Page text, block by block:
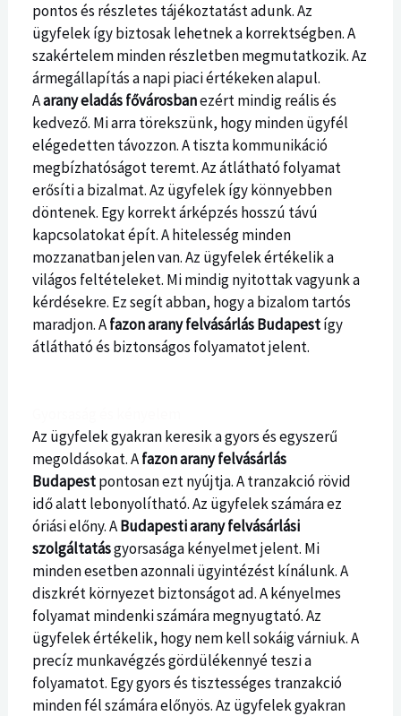
pontos és részletes tájékoztatást adunk. Az
ügyfelek így biztosak lehetnek a korrektségben. A
szakértelem minden részletben megmutatkozik. Az
ármegállapítás a napi piaci értékeken alapul.
Aarany eladás fővárosbanezért mindig reális és
kedvező. Mi arra törekszünk, hogy minden ügyfél
elégedetten távozzon. A tiszta kommunikáció
megbízhatóságot teremt. Az átlátható folyamat
erősíti a bizalmat. Az ügyfelek így könnyebben
döntenek. Egy korrekt árképzés hosszú távú
kapcsolatokat épít. A hitelesség minden
mozzanatban jelen van. Az ügyfelek értékelik a
világos feltételeket. Mi mindig nyitottak vagyunk a
kérdésekre. Ez segít abban, hogy a bizalom tartós
maradjon. Afazon arany felvásárlás Budapestígy
átlátható és biztonságos folyamatot jelent.
Az ügyfelek gyakran keresik a gyors és egyszerű
megoldásokat. Afazon arany felvásárlás
Budapestpontosan ezt nyújtja. A tranzakció rövid
idő alatt lebonyolítható. Az ügyfelek számára ez
óriási előny. ABudapesti arany felvásárlási
szolgáltatásgyorsasága kényelmet jelent. Mi
minden esetben azonnali ügyintézést kínálunk. A
diszkrét környezet biztonságot ad. A kényelmes
folyamat mindenki számára megnyugtató. Az
ügyfelek értékelik, hogy nem kell sokáig várniuk. A
precíz munkavégzés gördülékennyé teszi a
folyamatot. Egy gyors és tisztességes tranzakció
minden fél számára előnyös. Az ügyfelek gyakran